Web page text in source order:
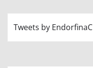
Tweets by EndorfinaC